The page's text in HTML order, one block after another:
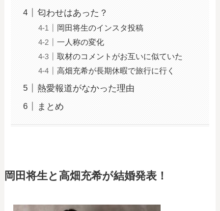
匂わせはあった？
岡田将生のインスタ投稿
一人称の変化
取材のコメントがお互いに似ていた
高畑充希が長期休暇で旅行に行く
熱愛報道がなかった理由
まとめ
岡田将生と高畑充希が結婚発表！